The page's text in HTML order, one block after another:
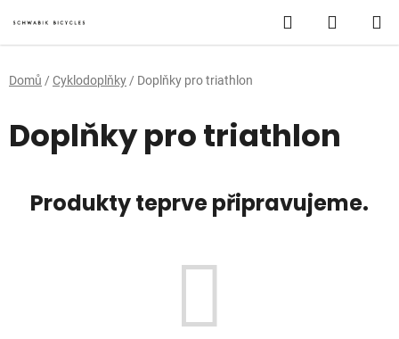
na
obsah
Hledat
KOŠÍK
Domů / Cyklodoplňky / Doplňky pro triathlon
Doplňky pro triathlon
Produkty teprve připravujeme.